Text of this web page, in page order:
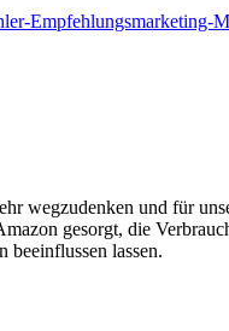
wegzudenken und für
gesorgt, die
beeinflussen lassen.